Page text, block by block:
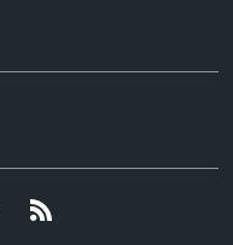
Telegram